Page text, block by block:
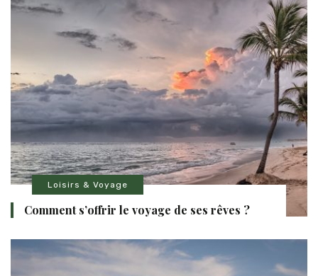
Loisirs & Voyage
Comment s’offrir le voyage de ses rêves ?